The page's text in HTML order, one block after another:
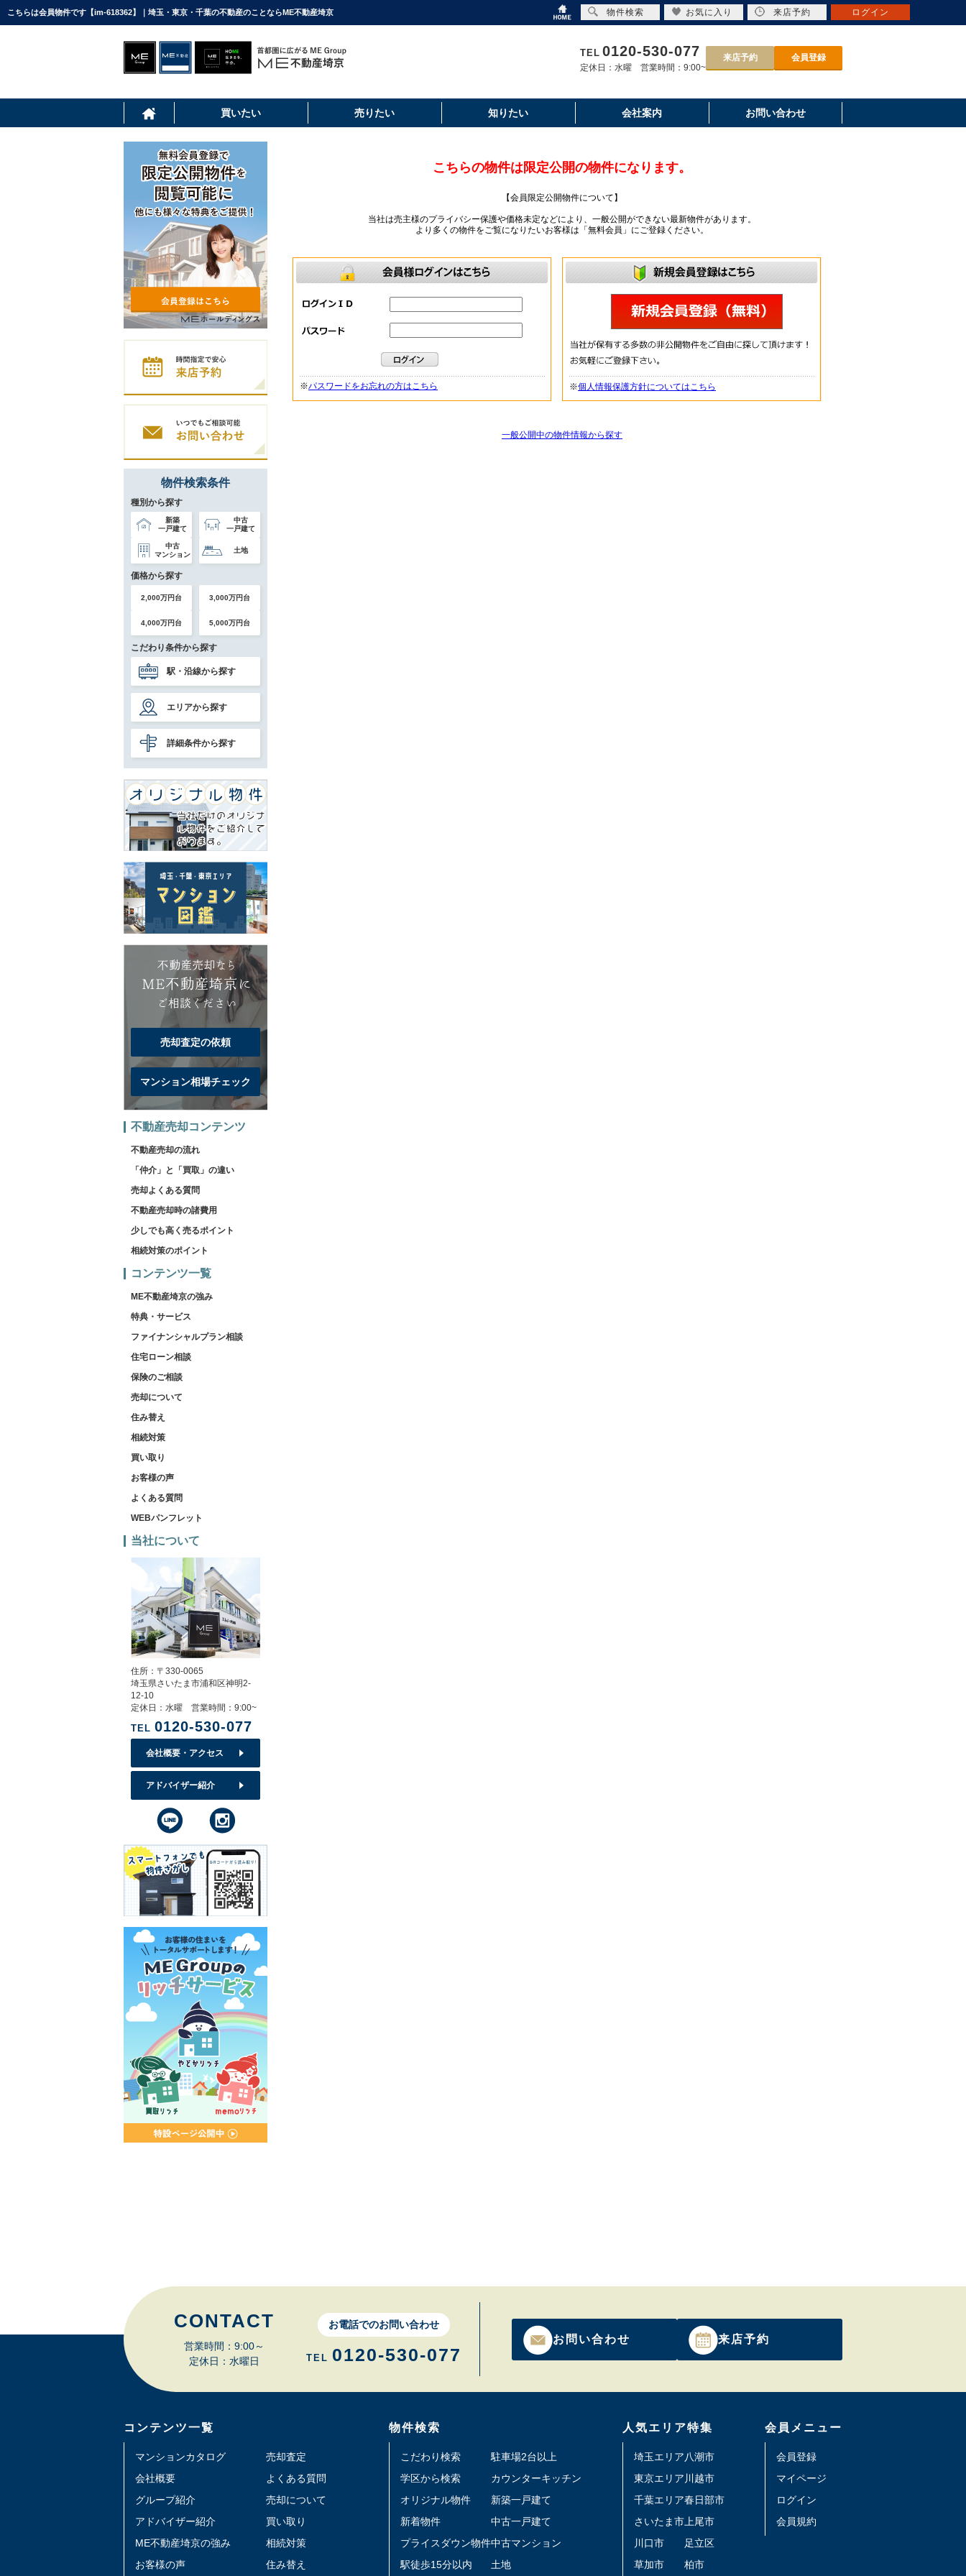
こちらは会員物件です【im-618362】｜埼玉・東京・千葉の不動産のことならME不動産埼京
TEL 0120-530-077
定休日：水曜 営業時間：9:00~
来店予約 会員登録
買いたい 売りたい 知りたい 会社案内 お問い合わせ
こちらの物件は限定公開の物件になります。
【会員限定公開物件について】
当社は売主様のプライバシー保護や価格未定などにより、一般公開ができない最新物件があります。
より多くの物件をご覧になりたいお客様は「無料会員」にご登録ください。
※パスワードをお忘れの方はこちら ※個人情報保護方針についてはこちら
一般公開中の物件情報から探す
物件検索条件
種別から探す
新築
一戸建て
中古
一戸建て
中古
マンション
土地
価格から探す
2,000万円台 3,000万円台
4,000万円台 5,000万円台
こだわり条件から探す
駅・沿線から探す
エリアから探す
詳細条件から探す
売却査定の依頼
マンション相場チェック
不動産売却コンテンツ
不動産売却の流れ
「仲介」と「買取」の違い
売却よくある質問
不動産売却時の諸費用
少しでも高く売るポイント
相続対策のポイント
コンテンツ一覧
ME不動産埼京の強み
特典・サービス
ファイナンシャルプラン相談
住宅ローン相談
保険のご相談
売却について
住み替え
相続対策
買い取り
お客様の声
よくある質問
WEBパンフレット
当社について
住所：〒330-0065
埼玉県さいたま市浦和区神明2-
12-10
定休日：水曜 営業時間：9:00~
TEL 0120-530-077
会社概要・アクセス
アドバイザー紹介
CONTACT
営業時間：9:00～
定休日：水曜日
お電話でのお問い合わせ
TEL 0120-530-077
お問い合わせ 来店予約
コンテンツ一覧
マンションカタログ
会社概要
グループ紹介
アドバイザー紹介
ME不動産埼京の強み
お客様の声
売却査定
よくある質問
売却について
買い取り
相続対策
住み替え
物件検索
こだわり検索
学区から検索
オリジナル物件
新着物件
プライスダウン物件
駅徒歩15分以内
駐車場2台以上
カウンターキッチン
新築一戸建て
中古一戸建て
中古マンション
土地
人気エリア特集
埼玉エリア
東京エリア
千葉エリア
さいたま市
川口市
草加市
八潮市
川越市
春日部市
上尾市
足立区
柏市
会員メニュー
会員登録
マイページ
ログイン
会員規約
物件検索 お気に入り 来店予約 ログイン